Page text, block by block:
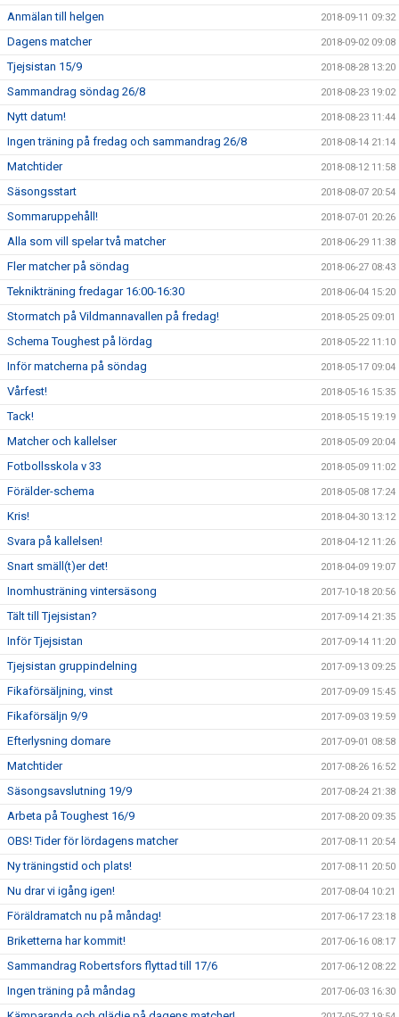
Anmälan till helgen 2018-09-11 09:32
Dagens matcher 2018-09-02 09:08
Tjejsistan 15/9 2018-08-28 13:20
Sammandrag söndag 26/8 2018-08-23 19:02
Nytt datum! 2018-08-23 11:44
Ingen träning på fredag och sammandrag 26/8 2018-08-14 21:14
Matchtider 2018-08-12 11:58
Säsongsstart 2018-08-07 20:54
Sommaruppehåll! 2018-07-01 20:26
Alla som vill spelar två matcher 2018-06-29 11:38
Fler matcher på söndag 2018-06-27 08:43
Teknikträning fredagar 16:00-16:30 2018-06-04 15:20
Stormatch på Vildmannavallen på fredag! 2018-05-25 09:01
Schema Toughest på lördag 2018-05-22 11:10
Inför matcherna på söndag 2018-05-17 09:04
Vårfest! 2018-05-16 15:35
Tack! 2018-05-15 19:19
Matcher och kallelser 2018-05-09 20:04
Fotbollsskola v 33 2018-05-09 11:02
Förälder-schema 2018-05-08 17:24
Kris! 2018-04-30 13:12
Svara på kallelsen! 2018-04-12 11:26
Snart smäll(t)er det! 2018-04-09 19:07
Inomhusträning vintersäsong 2017-10-18 20:56
Tält till Tjejsistan? 2017-09-14 21:35
Inför Tjejsistan 2017-09-14 11:20
Tjejsistan gruppindelning 2017-09-13 09:25
Fikaförsäljning, vinst 2017-09-09 15:45
Fikaförsäljn 9/9 2017-09-03 19:59
Efterlysning domare 2017-09-01 08:58
Matchtider 2017-08-26 16:52
Säsongsavslutning 19/9 2017-08-24 21:38
Arbeta på Toughest 16/9 2017-08-20 09:35
OBS! Tider för lördagens matcher 2017-08-11 20:54
Ny träningstid och plats! 2017-08-11 20:50
Nu drar vi igång igen! 2017-08-04 10:21
Föräldramatch nu på måndag! 2017-06-17 23:18
Briketterna har kommit! 2017-06-16 08:17
Sammandrag Robertsfors flyttad till 17/6 2017-06-12 08:22
Ingen träning på måndag 2017-06-03 16:30